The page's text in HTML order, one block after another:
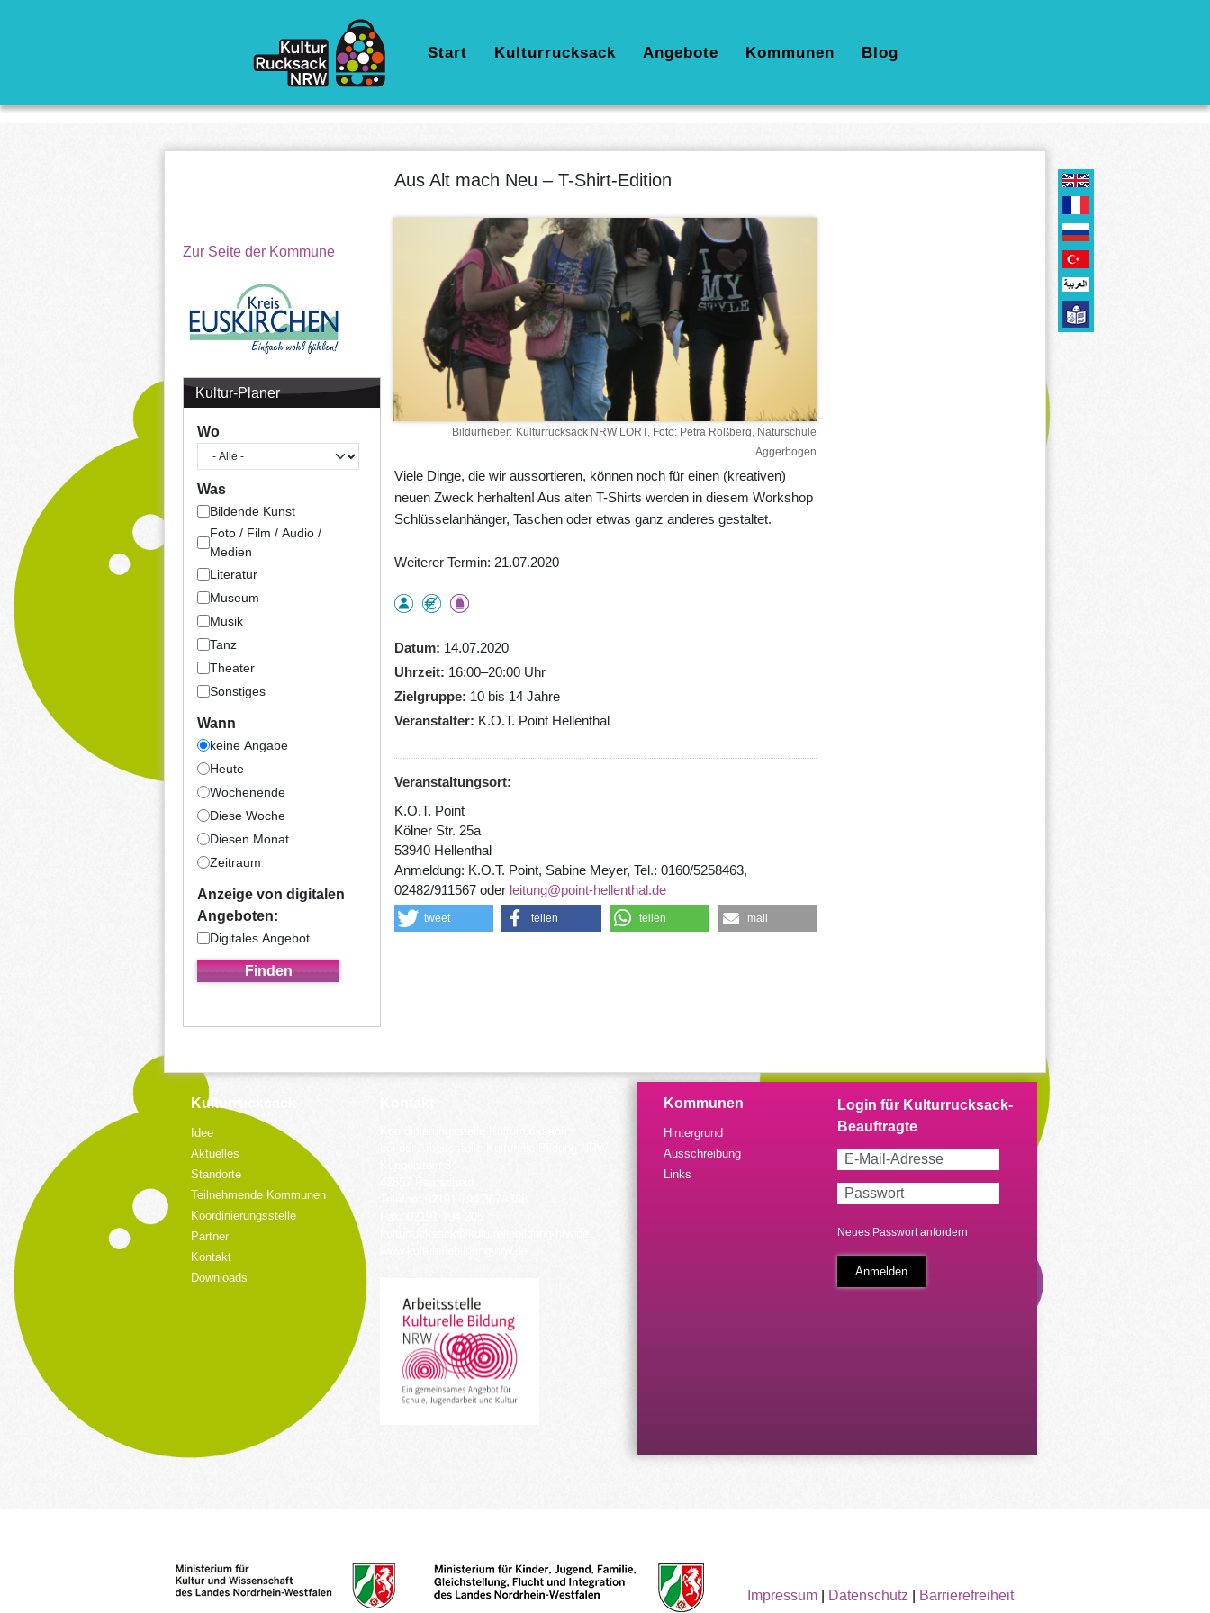
Hauptnavigation
Start Kulturrucksack Angebote Kommunen Blog
Zur Seite der Kommune
Kultur-Planer
Wo
Was
Bildende Kunst
Foto / Film / Audio /
Medien
Literatur
Museum
Musik
Tanz
Theater
Sonstiges
Wann
keine Angabe
Heute
Wochenende
Diese Woche
Diesen Monat
Zeitraum
Anzeige von digitalen
Angeboten:
Digitales Angebot
Aus Alt mach Neu – T-Shirt-Edition
Bildurheber
Kulturrucksack NRW LORT, Foto: Petra Roßberg, Naturschule
Aggerbogen
Viele Dinge, die wir aussortieren, können noch für einen (kreativen)
neuen Zweck herhalten! Aus alten T-Shirts werden in diesem Workshop
Schlüsselanhänger, Taschen oder etwas ganz anderes gestaltet.
Weiterer Termin: 21.07.2020
Datum
14.07.2020
Uhrzeit
16:00–20:00 Uhr
Zielgruppe
10 bis 14 Jahre
Veranstalter
K.O.T. Point Hellenthal
Veranstaltungsort:
K.O.T. Point
Kölner Str. 25a
53940 Hellenthal
Anmeldung: K.O.T. Point, Sabine Meyer, Tel.: 0160/5258463,
02482/911567 oder leitung@point-hellenthal.de
tweet teilen teilen mail
Kulturrucksack
Idee
Aktuelles
Standorte
Teilnehmende Kommunen
Koordinierungsstelle
Partner
Kontakt
Downloads
Kommunen
Hintergrund
Ausschreibung
Links
Neues Passwort anfordern
Impressum| Datenschutz Barrierefreiheit